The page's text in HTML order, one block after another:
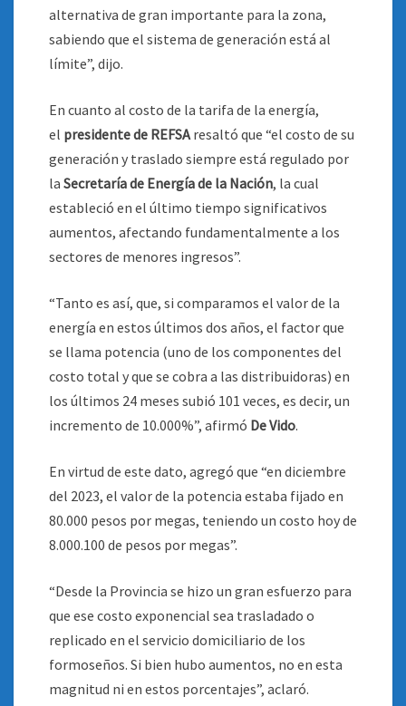
alternativa de gran importante para la zona,
sabiendo que el sistema de generación está al
límite”, dijo.
En cuanto al costo de la tarifa de la energía,
el presidente de REFSAresaltó que “el costo de su
generación y traslado siempre está regulado por
la Secretaría de Energía de la Nación, la cual
estableció en el último tiempo significativos
aumentos, afectando fundamentalmente a los
sectores de menores ingresos”.
“Tanto es así, que, si comparamos el valor de la
energía en estos últimos dos años, el factor que
se llama potencia (uno de los componentes del
costo total y que se cobra a las distribuidoras) en
los últimos 24 meses subió 101 veces, es decir, un
incremento de 10.000%”, afirmó De Vido.
En virtud de este dato, agregó que “en diciembre
del 2023, el valor de la potencia estaba fijado en
80.000 pesos por megas, teniendo un costo hoy de
8.000.100 de pesos por megas”.
“Desde la Provincia se hizo un gran esfuerzo para
que ese costo exponencial sea trasladado o
replicado en el servicio domiciliario de los
formoseños. Si bien hubo aumentos, no en esta
magnitud ni en estos porcentajes”, aclaró.